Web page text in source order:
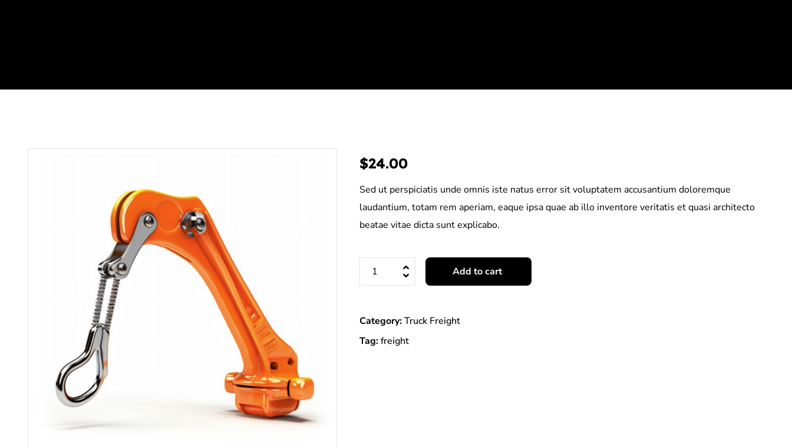
$24.00
Sed ut perspiciatis unde omnis iste natus error sit voluptatem accusantium doloremque
laudantium, totam rem aperiam, eaque ipsa quae ab illo inventore veritatis et quasi architecto
beatae vitae dicta sunt explicabo.
Add to cart
Category:Truck Freight
Tag:freight